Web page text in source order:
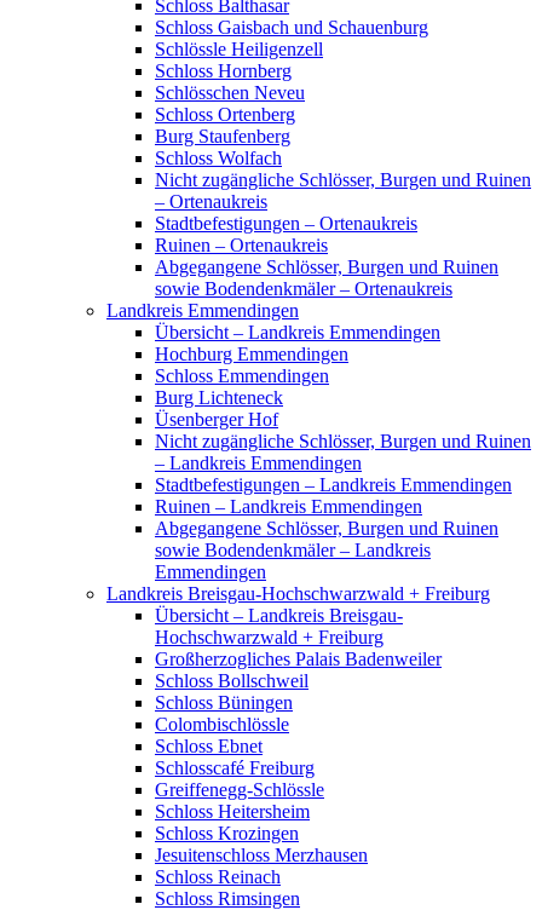
Schloss Balthasar
Schloss Gaisbach und Schauenburg
Schlössle Heiligenzell
Schloss Hornberg
Schlösschen Neveu
Schloss Ortenberg
Burg Staufenberg
Schloss Wolfach
Nicht zugängliche Schlösser, Burgen und Ruinen
– Ortenaukreis
Stadtbefestigungen – Ortenaukreis
Ruinen – Ortenaukreis
Abgegangene Schlösser, Burgen und Ruinen
sowie Bodendenkmäler – Ortenaukreis
Landkreis Emmendingen
Übersicht – Landkreis Emmendingen
Hochburg Emmendingen
Schloss Emmendingen
Burg Lichteneck
Üsenberger Hof
Nicht zugängliche Schlösser, Burgen und Ruinen
– Landkreis Emmendingen
Stadtbefestigungen – Landkreis Emmendingen
Ruinen – Landkreis Emmendingen
Abgegangene Schlösser, Burgen und Ruinen
sowie Bodendenkmäler – Landkreis
Emmendingen
Landkreis Breisgau-Hochschwarzwald + Freiburg
Übersicht – Landkreis Breisgau-
Hochschwarzwald + Freiburg
Großherzogliches Palais Badenweiler
Schloss Bollschweil
Schloss Büningen
Colombischlössle
Schloss Ebnet
Schlosscafé Freiburg
Greiffenegg-Schlössle
Schloss Heitersheim
Schloss Krozingen
Jesuitenschloss Merzhausen
Schloss Reinach
Schloss Rimsingen